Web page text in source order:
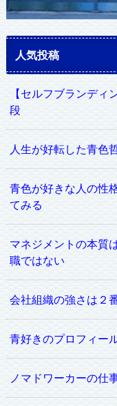
人気投稿
【セルフブランデ
段
人生が好転した青色
青色が好きな人の性
てみる
マネジメントの本質
職ではない
会社組織の強さは２
青好きのプロフィー
ノマドワーカーの仕